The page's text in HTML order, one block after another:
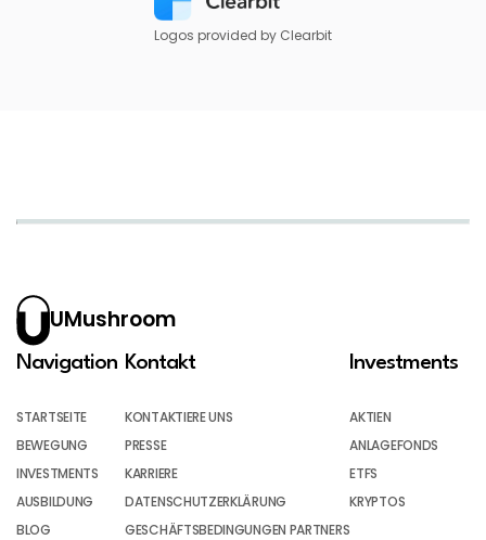
Logos provided by Clearbit
UMushroom
Navigation
STARTSEITE
BEWEGUNG
INVESTMENTS
AUSBILDUNG
BLOG
Kontakt
KONTAKTIERE UNS
PRESSE
KARRIERE
DATENSCHUTZERKLÄRUNG
GESCHÄFTSBEDINGUNGEN PARTNERS
Investments
AKTIEN
ANLAGEFONDS
ETFS
KRYPTOS